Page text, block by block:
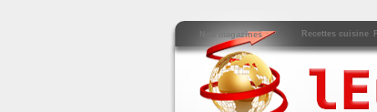
Nos magazines: Recettes cuisine